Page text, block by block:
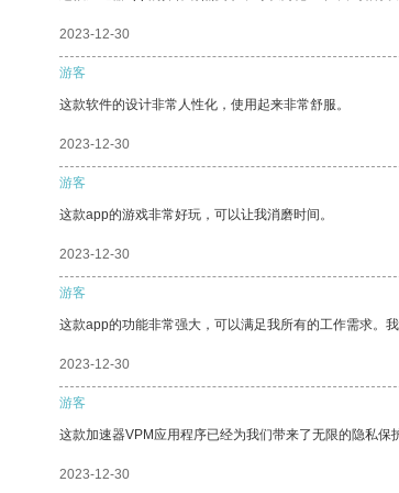
2023-12-30
游客
这款软件的设计非常人性化，使用起来非常舒服。
2023-12-30
游客
这款app的游戏非常好玩，可以让我消磨时间。
2023-12-30
游客
这款app的功能非常强大，可以满足我所有的工作需求。
2023-12-30
游客
这款加速器VPM应用程序已经为我们带来了无限的隐私保
2023-12-30